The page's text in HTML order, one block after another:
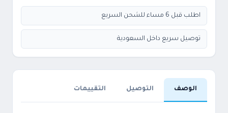
اطلب قبل 6 مساء للشحن السريع
توصيل سريع داخل السعودية
الوصف التوصيل التقييمات